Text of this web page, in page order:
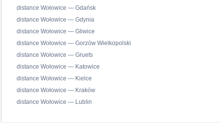
distance Wołowice — Gdańsk
distance Wołowice — Gdynia
distance Wołowice — Gliwice
distance Wołowice — Gorzów Wielkopolski
distance Wołowice — Gruets
distance Wołowice — Katowice
distance Wołowice — Kielce
distance Wołowice — Kraków
distance Wołowice — Lublin